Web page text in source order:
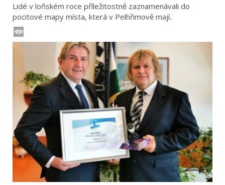
Lidé v loňském roce příležitostně zaznamenávali do
pocitové mapy místa, která v Pelhřimově mají..